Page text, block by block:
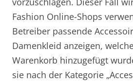
Fashion Online-Shops
Betreiber passende
Damenkleid anzeigen,
Warenkorb hinzugefügt
sie nach der Kategorie